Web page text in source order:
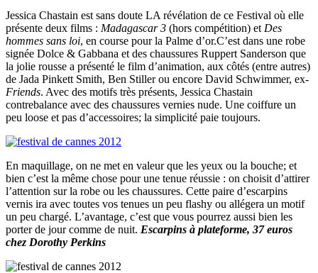
Jessica Chastain est sans doute LA révélation de ce Festival où elle
présente deux films : Madagascar 3 (hors compétition) et Des
hommes sans loi, en course pour la Palme d’or.C’est dans une robe
signée Dolce & Gabbana et des chaussures Ruppert Sanderson que
la jolie rousse a présenté le film d’animation, aux côtés (entre autres)
de Jada Pinkett Smith, Ben Stiller ou encore David Schwimmer, ex-
Friends. Avec des motifs très présents, Jessica Chastain
contrebalance avec des chaussures vernies nude. Une coiffure un
peu loose et pas d’accessoires; la simplicité paie toujours.
En maquillage, on ne met en valeur que les yeux ou la bouche; et
bien c’est la même chose pour une tenue réussie : on choisit d’attirer
l’attention sur la robe ou les chaussures. Cette paire d’escarpins
vernis ira avec toutes vos tenues un peu flashy ou allégera un motif
un peu chargé. L’avantage, c’est que vous pourrez aussi bien les
porter de jour comme de nuit. Escarpins à plateforme, 37 euros
chez Dorothy Perkins